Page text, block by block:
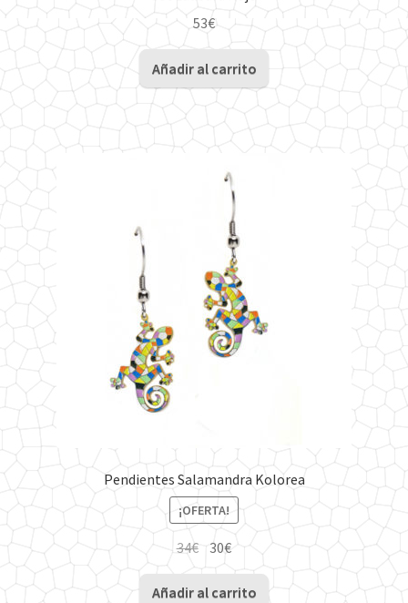
53€
Añadir al carrito
Pendientes Salamandra Kolorea
¡OFERTA!
34€ El
precio
original
30€El
precio
actual
Añadir al carrito